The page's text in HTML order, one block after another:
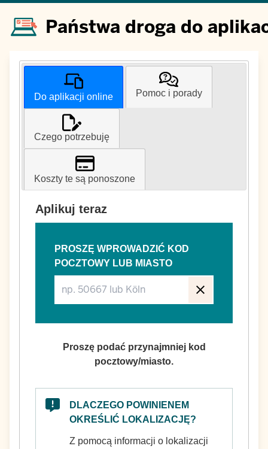
Państwa droga do
Do aplikacji online Pomoc i porady
Czego potrzebuję
Koszty te są ponoszone
Aplikuj teraz
PROSZĘ WPROWADZIĆ KOD
POCZTOWY LUB MIASTO
Proszę podać przynajmniej kod
pocztowy/miasto.
DLACZEGO POWINIENEM
OKREŚLIĆ LOKALIZACJĘ?
Z pomocą informacji o lokalizacji